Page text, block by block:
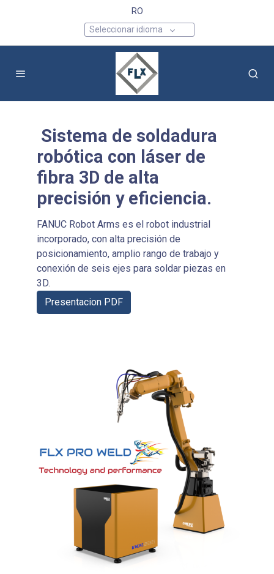
RO
Seleccionar idioma
Sistema de soldadura
robótica con láser de
fibra 3D de alta
precisión y eficiencia.
FANUC Robot Arms es el robot industrial
incorporado, con alta precisión de
posicionamiento, amplio rango de trabajo y
conexión de seis ejes para soldar piezas en
3D.
Presentacion PDF